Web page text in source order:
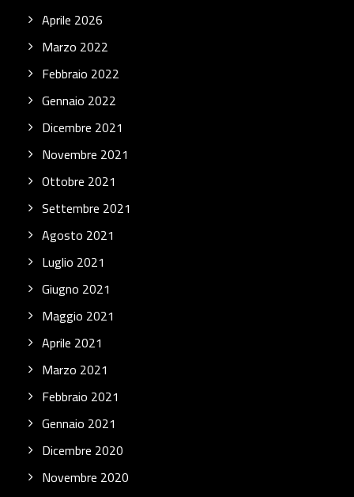
Aprile 2026
Marzo 2022
Febbraio 2022
Gennaio 2022
Dicembre 2021
Novembre 2021
Ottobre 2021
Settembre 2021
Agosto 2021
Luglio 2021
Giugno 2021
Maggio 2021
Aprile 2021
Marzo 2021
Febbraio 2021
Gennaio 2021
Dicembre 2020
Novembre 2020